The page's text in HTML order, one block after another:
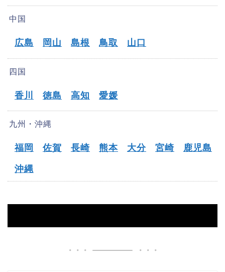
中国
広島 岡山 島根 鳥取 山口
四国
香川 徳島 高知 愛媛
九州・沖縄
福岡 佐賀 長崎 熊本 大分 宮崎 鹿児島
沖縄